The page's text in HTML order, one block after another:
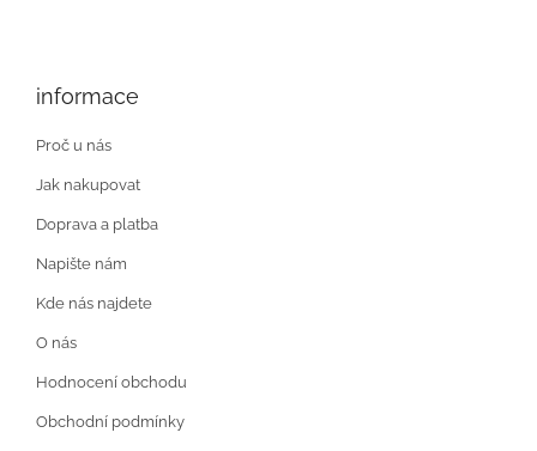
informace
Proč u nás
Jak nakupovat
Doprava a platba
Napište nám
Kde nás najdete
O nás
Hodnocení obchodu
Obchodní podmínky